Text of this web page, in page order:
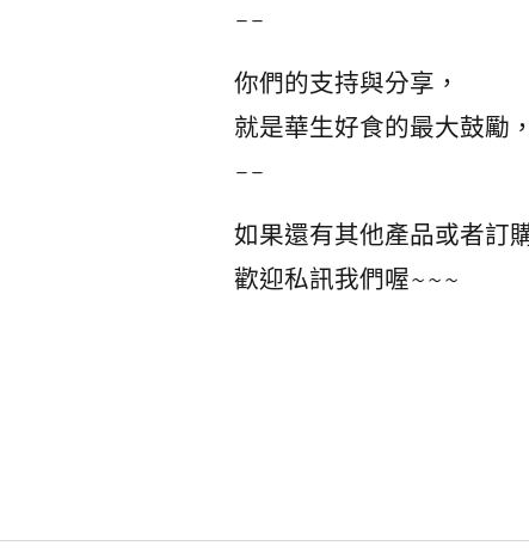
--
你們的支持與分享，
就是華生好食的最大鼓勵
--
如果還有其他產品或者訂
歡迎私訊我們喔~~~